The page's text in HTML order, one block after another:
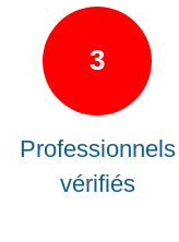
3
Professionnels
vérifiés